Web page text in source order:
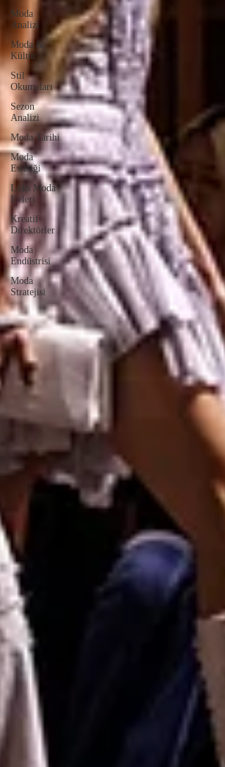
Moda
Analizi
Moda &
Kültür
Stil
Okumaları
Sezon
Analizi
Moda Tarihi
Moda
Estetiği
Lüks Moda
Evleri
Kreatif
Direktörler
Moda
Endüstrisi
Moda
Stratejisi